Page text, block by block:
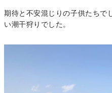
期待と不安混じりの子供たちで
い潮干狩りでした。